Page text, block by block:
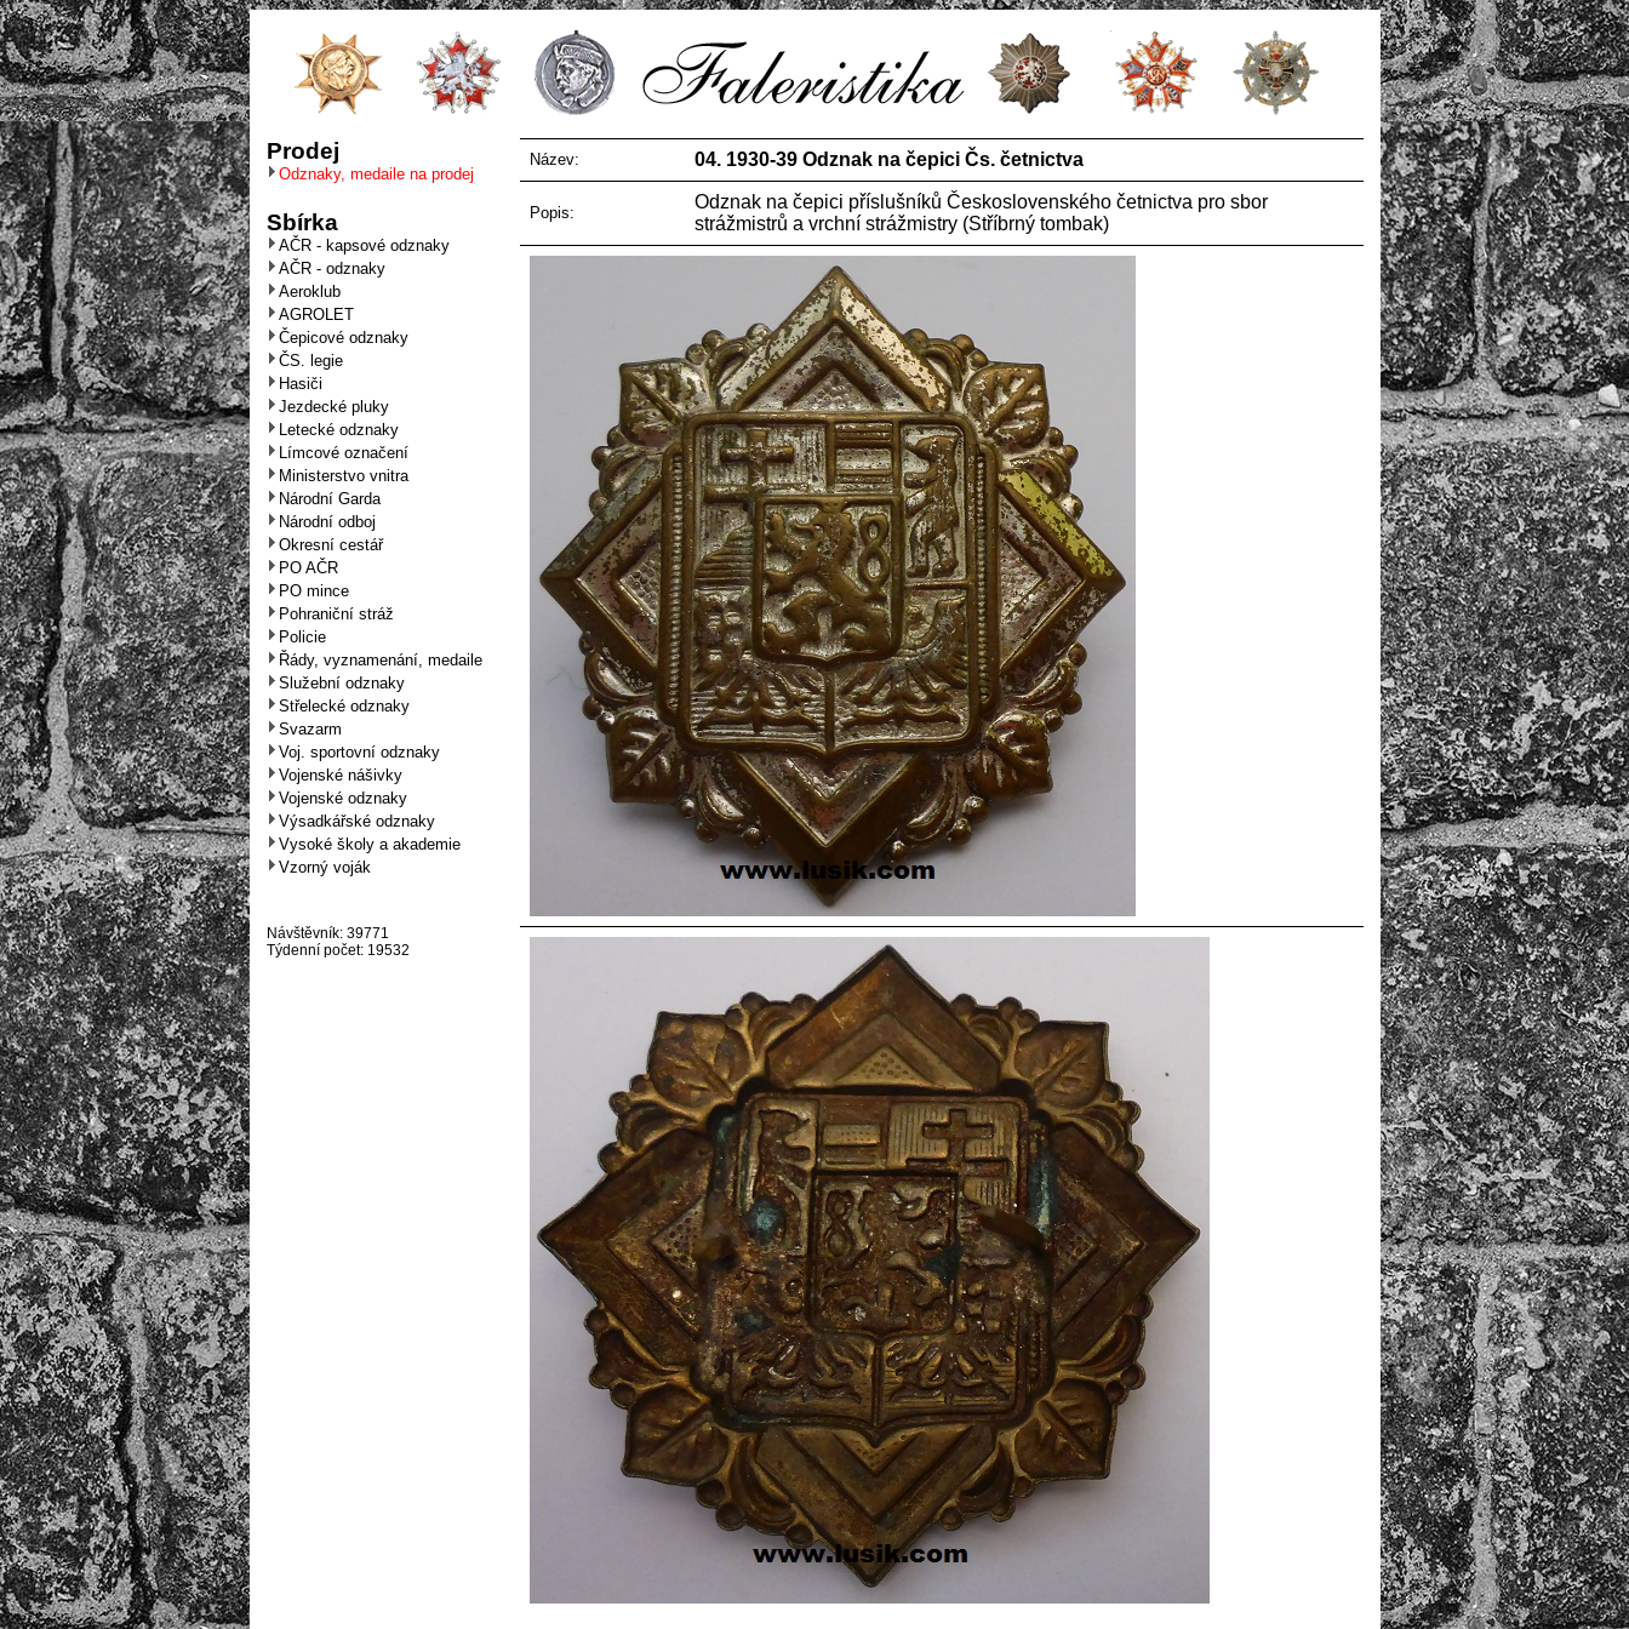
Prodej
Odznaky, medaile na prodej
Sbírka
AČR - kapsové odznaky
AČR - odznaky
Aeroklub
AGROLET
Čepicové odznaky
ČS. legie
Hasiči
Jezdecké pluky
Letecké odznaky
Límcové označení
Ministerstvo vnitra
Národní Garda
Národní odboj
Okresní cestář
PO AČR
PO mince
Pohraniční stráž
Policie
Řády, vyznamenání, medaile
Služební odznaky
Střelecké odznaky
Svazarm
Voj. sportovní odznaky
Vojenské nášivky
Vojenské odznaky
Výsadkářské odznaky
Vysoké školy a akademie
Vzorný voják
Návštěvník: 39771
Týdenní počet: 19532
Název: 04. 1930-39 Odznak na čepici Čs. četnictva
Popis:
Odznak na čepici příslušníků Československého četnictva pro sbor
strážmistrů a vrchní strážmistry (Stříbrný tombak)